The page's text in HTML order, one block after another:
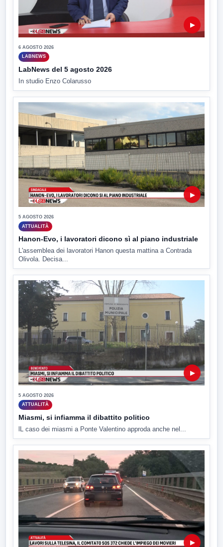
▶
6 AGOSTO 2026
LABNEWS
LabNews del 5 agosto 2026
In studio Enzo Colarusso
▶
5 AGOSTO 2026
ATTUALITÀ
Hanon-Evo, i lavoratori dicono sì al piano industriale
L'assemblea dei lavoratori Hanon questa mattina a Contrada
Olivola. Decisa...
▶
5 AGOSTO 2026
ATTUALITÀ
Miasmi, si infiamma il dibattito politico
lL caso dei miasmi a Ponte Valentino approda anche nel...
▶